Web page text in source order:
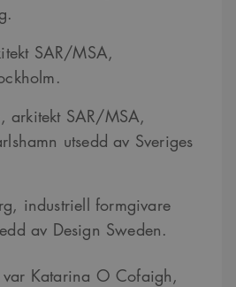
SAR/MSA,
arkitekt SAR/MSA,
utsedd av Sveriges
industriell formgivare
av Design Sweden.
var Katarina O Cofaigh,